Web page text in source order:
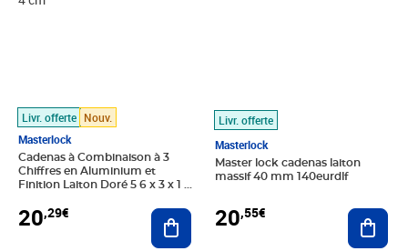
Livr. offerte Nouv.
Masterlock
Cadenas à Combinaison à 3
Chiffres en Aluminium et
Finition Laiton Doré 5 6 x 3 x 1 4
20,29€ Ajouter au panier
Livr. offerte
Masterlock
Master lock cadenas laiton
massif 40 mm 140eurdlf
20,55€